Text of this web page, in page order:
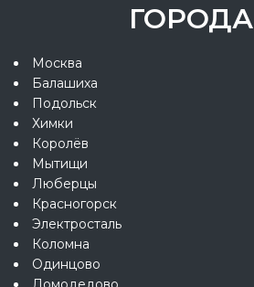
ГОРОДА
Москва
Балашиха
Подольск
Химки
Королёв
Мытищи
Люберцы
Красногорск
Электросталь
Коломна
Одинцово